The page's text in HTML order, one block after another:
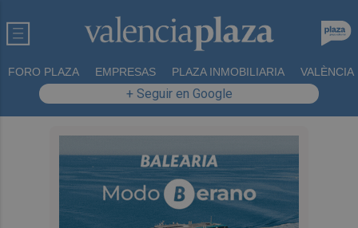
FORO PLAZA EMPRESAS PLAZA INMOBILIARIA VALÈNCIA
+ Seguir en Google